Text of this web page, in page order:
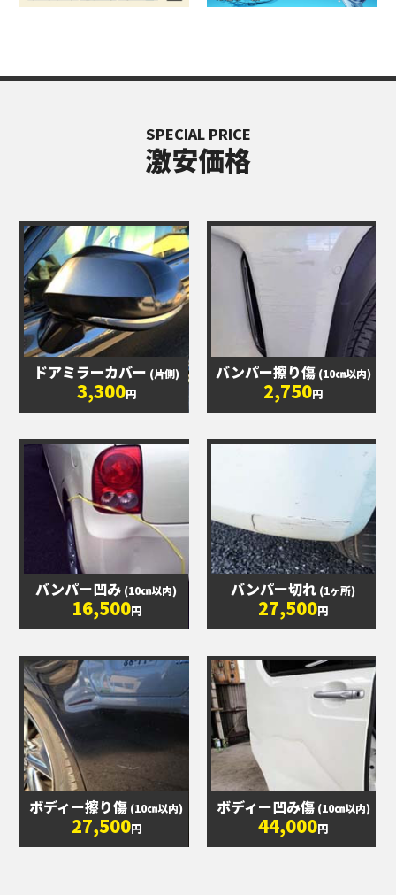
SPECIAL PRICE
激安価格
ドアミラーカバー (片側)
3,300円
バンパー擦り傷 (10㎝以内)
2,750円
バンパー凹み (10㎝以内)
16,500円
バンパー切れ (1ヶ所)
27,500円
ボディー擦り傷 (10㎝以内)
27,500円
ボディー凹み傷 (10㎝以内)
44,000円